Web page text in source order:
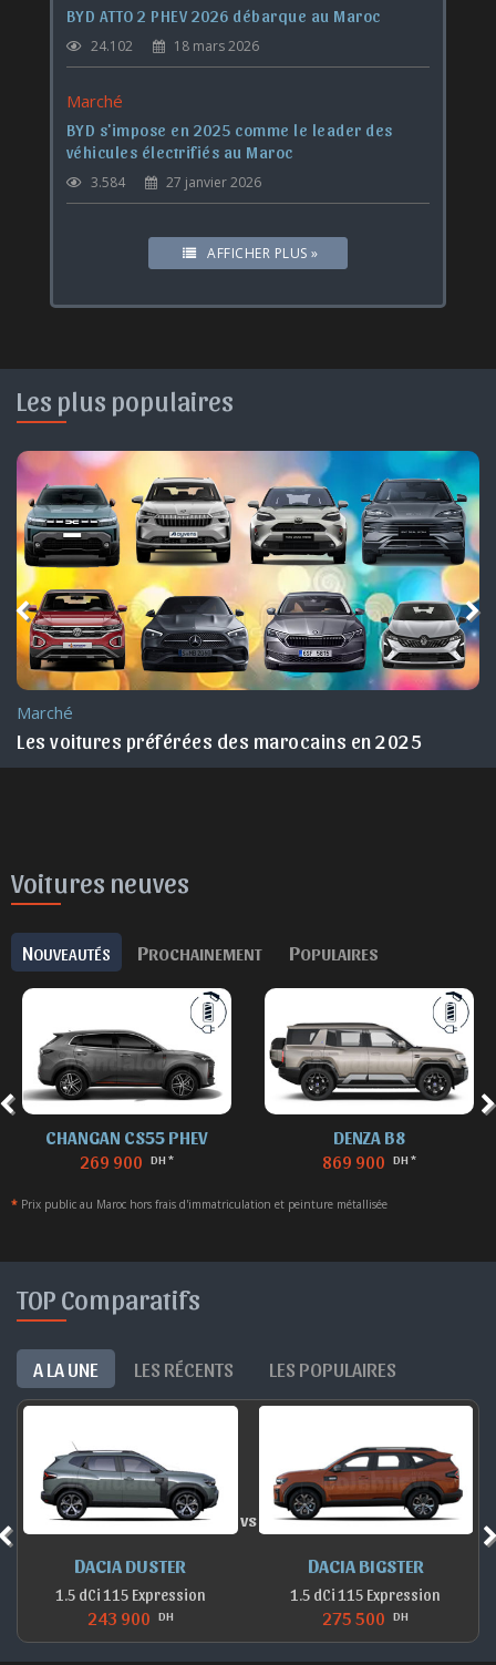
BYD ATTO 2 PHEV 2026 débarque au Maroc
24.102 18 mars 2026
Marché
BYD s'impose en 2025 comme le leader des
véhicules électrifiés au Maroc
3.584 27 janvier 2026
AFFICHER PLUS »
Les plus populaires
!
Marché
Les voitures préférées des marocains en 2025
Voitures neuves
NOUVEAUTÉS PROCHAINEMENT POPULAIRES
CHANGAN CS55 PHEV
269 900 DH *
DENZA B8
869 900 DH *
* Prix public au Maroc hors frais d'immatriculation et peinture métallisée
TOP Comparatifs
A LA UNE LES RÉCENTS LES POPULAIRES
DACIA DUSTER
1.5 dCi 115 Expression
243 900 DH
vs
DACIA BIGSTER
1.5 dCi 115 Expression
275 500 DH